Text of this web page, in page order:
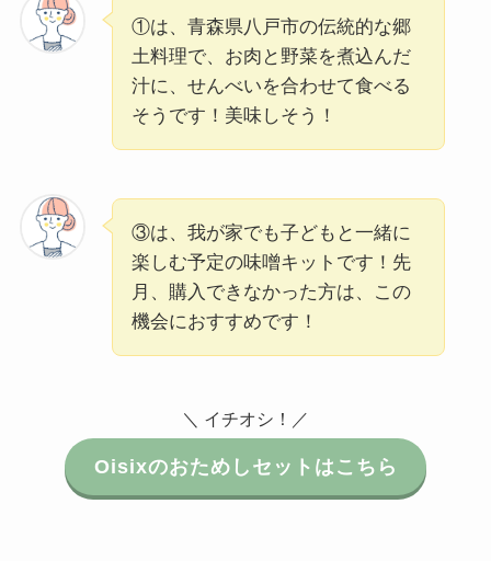
①は、青森県八戸市の伝統的な郷
土料理で、お肉と野菜を煮込んだ
汁に、せんべいを合わせて食べる
そうです！美味しそう！
③は、我が家でも子どもと一緒に
楽しむ予定の味噌キットです！先
月、購入できなかった方は、この
機会におすすめです！
＼ イチオシ！／
Oisixのおためしセットはこちら